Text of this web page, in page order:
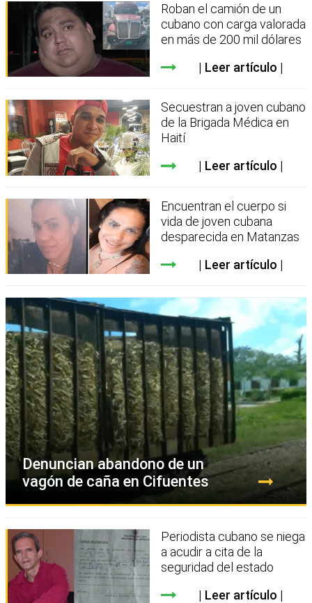
Roban el camión de un
cubano con carga valorada
en más de 200 mil dólares
Leer artículo
Secuestran a joven cubano
de la Brigada Médica en
Haití
Leer artículo
Encuentran el cuerpo si
vida de joven cubana
desparecida en Matanzas
Leer artículo
Denuncian abandono de un
vagón de caña en Cifuentes
Periodista cubano se niega
a acudir a cita de la
seguridad del estado
Leer artículo